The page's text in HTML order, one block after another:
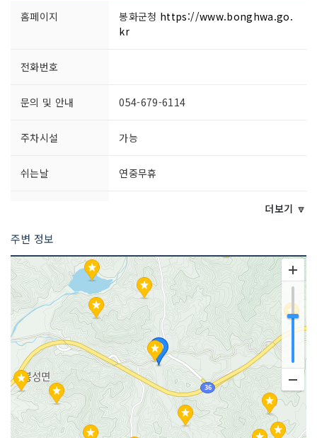
홈페이지 봉화군청 https://www.bonghwa.go.
kr
전화번호
문의 및 안내 054-679-6114
주차시설 가능
쉬는날 연중무휴
더보기 🔽
주변 정보